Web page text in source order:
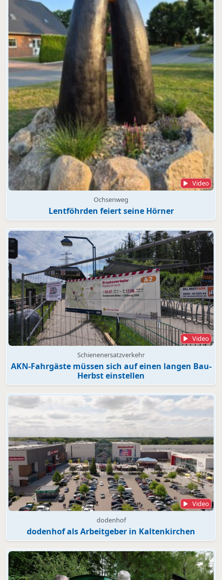
Video
Ochsenweg
Lentföhrden feiert seine Hörner
Video
Schienenersatzverkehr
AKN-Fahrgäste müssen sich auf einen langen Bau-
Herbst einstellen
Video
dodenhof
dodenhof als Arbeitgeber in Kaltenkirchen